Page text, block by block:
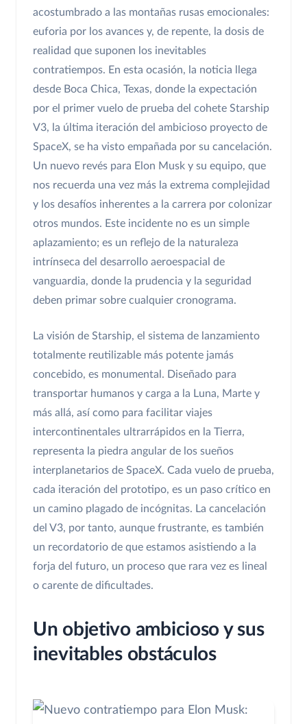
acostumbrado a las montañas rusas emocionales:
euforia por los avances y, de repente, la dosis de
realidad que suponen los inevitables
contratiempos. En esta ocasión, la noticia llega
desde Boca Chica, Texas, donde la expectación
por el primer vuelo de prueba del cohete Starship
V3, la última iteración del ambicioso proyecto de
SpaceX, se ha visto empañada por su cancelación.
Un nuevo revés para Elon Musk y su equipo, que
nos recuerda una vez más la extrema complejidad
y los desafíos inherentes a la carrera por colonizar
otros mundos. Este incidente no es un simple
aplazamiento; es un reflejo de la naturaleza
intrínseca del desarrollo aeroespacial de
vanguardia, donde la prudencia y la seguridad
deben primar sobre cualquier cronograma.
La visión de Starship, el sistema de lanzamiento
totalmente reutilizable más potente jamás
concebido, es monumental. Diseñado para
transportar humanos y carga a la Luna, Marte y
más allá, así como para facilitar viajes
intercontinentales ultrarrápidos en la Tierra,
representa la piedra angular de los sueños
interplanetarios de SpaceX. Cada vuelo de prueba,
cada iteración del prototipo, es un paso crítico en
un camino plagado de incógnitas. La cancelación
del V3, por tanto, aunque frustrante, es también
un recordatorio de que estamos asistiendo a la
forja del futuro, un proceso que rara vez es lineal
o carente de dificultades.
Un objetivo ambicioso y sus
inevitables obstáculos